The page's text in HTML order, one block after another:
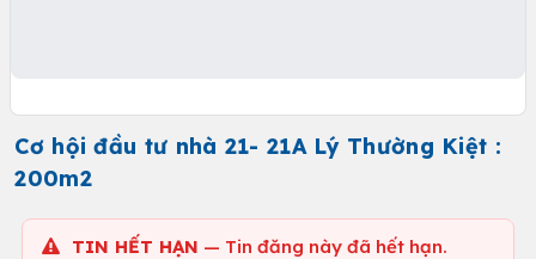
Cơ hội đầu tư nhà 21- 21A Lý Thường Kiệt :
200m2
TIN HẾT HẠN — Tin đăng này đã hết hạn.